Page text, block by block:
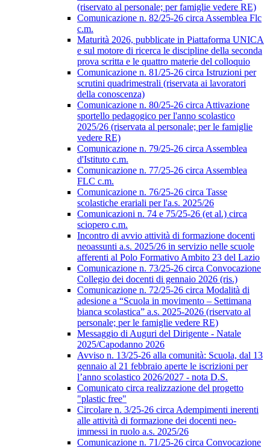
(riservato al personale; per famiglie vedere RE)
Comunicazione n. 82/25-26 circa Assemblea Flc
c.m.
Maturità 2026, pubblicate in Piattaforma UNICA
e sul motore di ricerca le discipline della seconda
prova scritta e le quattro materie del colloquio
Comunicazione n. 81/25-26 circa Istruzioni per
scrutini quadrimestrali (riservata ai lavoratori
della conoscenza)
Comunicazione n. 80/25-26 circa Attivazione
sportello pedagogico per l'anno scolastico
2025/26 (riservata al personale; per le famiglie
vedere RE)
Comunicazione n. 79/25-26 circa Assemblea
d'Istituto c.m.
Comunicazione n. 77/25-26 circa Assemblea
FLC c.m.
Comunicazione n. 76/25-26 circa Tasse
scolastiche erariali per l'a.s. 2025/26
Comunicazioni n. 74 e 75/25-26 (et al.) circa
sciopero c.m.
Incontro di avvio attività di formazione docenti
neoassunti a.s. 2025/26 in servizio nelle scuole
afferenti al Polo Formativo Ambito 23 del Lazio
Comunicazione n. 73/25-26 circa Convocazione
Collegio dei docenti di gennaio 2026 (ris.)
Comunicazione n. 72/25-26 circa Modalità di
adesione a “Scuola in movimento – Settimana
bianca scolastica” a.s. 2025-2026 (riservato al
personale; per le famiglie vedere RE)
Messaggio di Auguri del Dirigente - Natale
2025/Capodanno 2026
Avviso n. 13/25-26 alla comunità: Scuola, dal 13
gennaio al 21 febbraio aperte le iscrizioni per
l’anno scolastico 2026/2027 - nota D.S.
Comunicato circa realizzazione del progetto
"plastic free"
Circolare n. 3/25-26 circa Adempimenti inerenti
alle attività di formazione dei docenti neo-
immessi in ruolo a.s. 2025/26
Comunicazione n. 71/25-26 circa Convocazione